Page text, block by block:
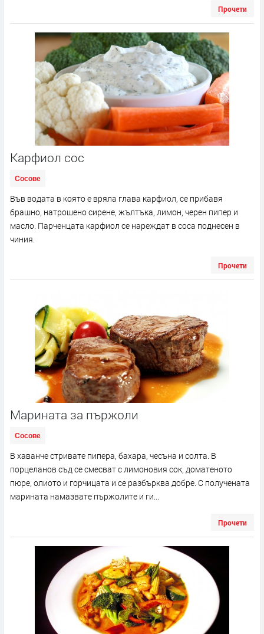
Прочети
Карфиол сос
Сосове
Във водата в която е вряла глава карфиол, се прибавя
брашно, натрошено сирене, жълтъка, лимон, черен пипер и
масло. Парченцата карфиол се нареждат в соса поднесен в
чиния.
Прочети
Марината за пържоли
Сосове
В хаванче стривате пипера, бахара, чесъна и солта. В
порцеланов съд се смесват с лимоновия сок, доматеното
пюре, олиото и горчицата и се разбърква добре. С получената
марината намазвате пържолите и ги...
Прочети